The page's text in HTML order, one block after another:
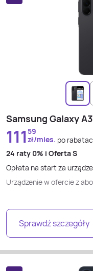
Samsung Galaxy
111 59
zł/mies. po
24 raty 0% i Oferta S
Opłata na start za
Urządzenie w ofercie z
Sprawdź szczegóły